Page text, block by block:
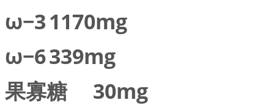
ω−31170mg
ω−6339mg
果寡糖
30mg